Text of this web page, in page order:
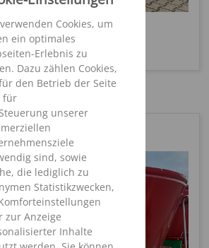
Cookies, um
ein optimales
Erlebnis zu
Dazu zählen Cookies,
den Betrieb der Seite
für
unserer
sind, sowie
die lediglich zu
Statistikzwecken,
zur Anzeige
Inhalte
strautmann.com